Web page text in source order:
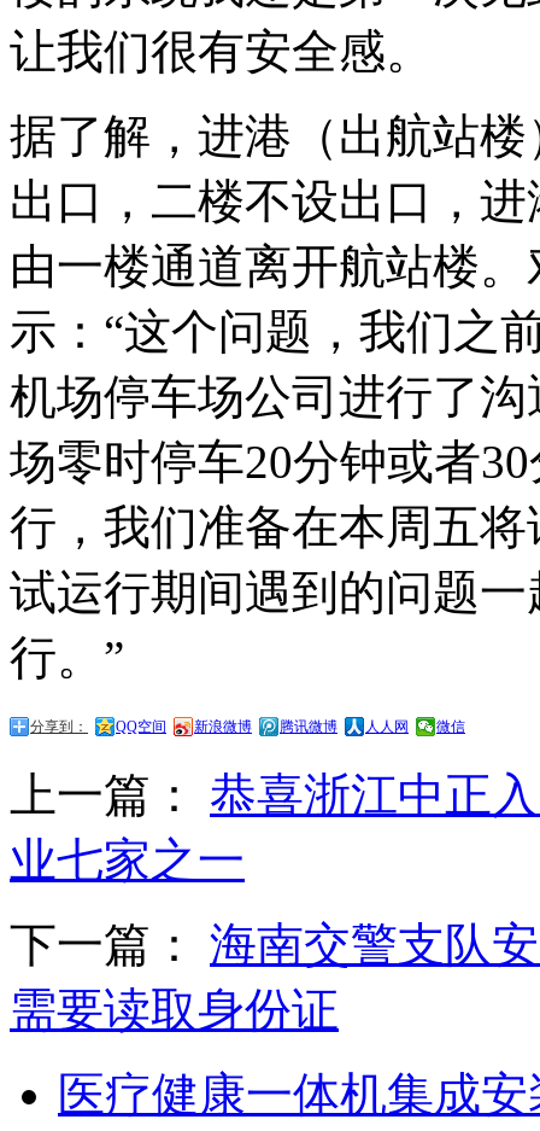
让我们很有安全感。
据了解，进港（出航站
出口，二楼不设出口，
由一楼通道离开航站楼
示：“这个问题，我们之
机场停车场公司进行了
场零时停车20分钟或者
行，我们准备在本周五
试运行期间遇到的问题
行。”
分享到： QQ空间 新浪微博 腾讯微博 人人网 微信
上一篇： 恭喜浙江中正
业七家之一
下一篇： 海南交警支队
需要读取身份证
医疗健康一体机集成